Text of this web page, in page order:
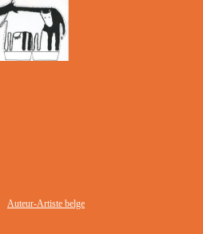
Auteur-Artiste belge